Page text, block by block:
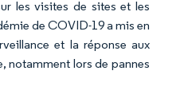
les visites de sites et les
de COVID-19 a mis en
et la réponse aux
notamment lors de pannes